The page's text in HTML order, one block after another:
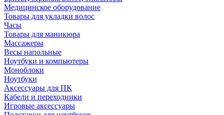
Медицинское оборудование
Товары для укладки волос
Часы
Товары для маникюра
Массажеры
Весы напольные
Ноутбуки и компьютеры
Моноблоки
Ноутбуки
Аксессуары для ПК
Кабели и переходники
Игровые аксессуары